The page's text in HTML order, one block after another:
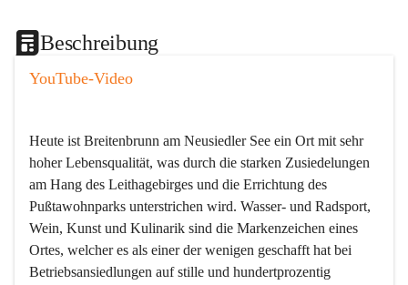
Beschreibung
YouTube-Video
Heute ist Breitenbrunn am Neusiedler See ein Ort mit sehr
hoher Lebensqualität, was durch die starken Zusiedelungen
am Hang des Leithagebirges und die Errichtung des
Pußtawohnparks unterstrichen wird. Wasser- und Radsport,
Wein, Kunst und Kulinarik sind die Markenzeichen eines
Ortes, welcher es als einer der wenigen geschafft hat bei
Betriebsansiedlungen auf stille und hundertprozentig